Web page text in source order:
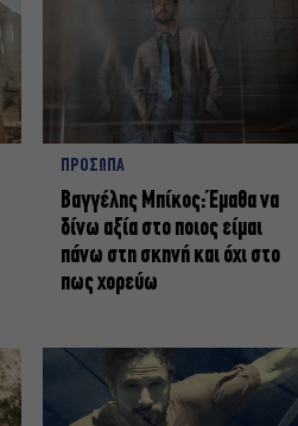
ΠΡΟΣΩΠΑ
Βαγγέλης Μπίκος: Έμαθα να
δίνω αξία στο ποιος είμαι
πάνω στη σκηνή και όχι στο
πως χορεύω